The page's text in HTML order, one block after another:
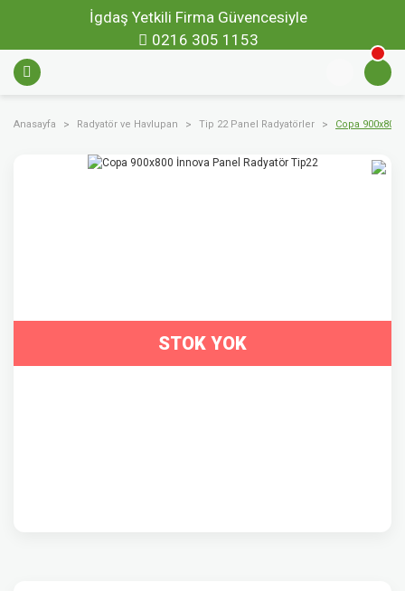
İgdaş Yetkili Firma Güvencesiyle
0216 305 1153
Anasayfa Radyatör ve Havlupan Tip 22 Panel Radyatörler Copa
STOK YOK